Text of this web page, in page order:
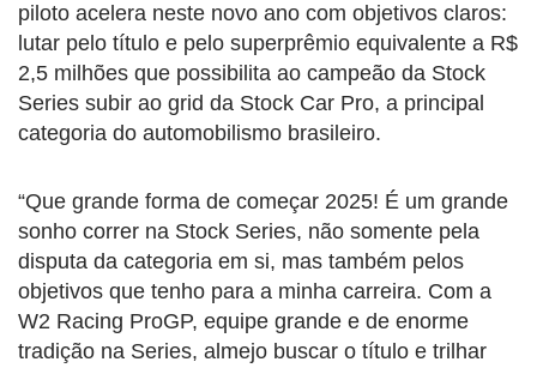
piloto acelera neste novo ano com objetivos claros:
lutar pelo título e pelo superprêmio equivalente a R$
2,5 milhões que possibilita ao campeão da Stock
Series subir ao grid da Stock Car Pro, a principal
categoria do automobilismo brasileiro.
“Que grande forma de começar 2025! É um grande
sonho correr na Stock Series, não somente pela
disputa da categoria em si, mas também pelos
objetivos que tenho para a minha carreira. Com a
W2 Racing ProGP, equipe grande e de enorme
tradição na Series, almejo buscar o título e trilhar